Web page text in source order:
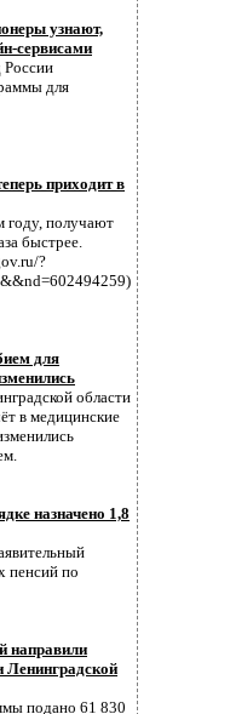
узнают,
сервисами
России
для
приходит в
году, получают
быстрее.
?
для
области
в медицинские
назначено 1,8
пенсий по
направили
Ленинградской
подано 61 830